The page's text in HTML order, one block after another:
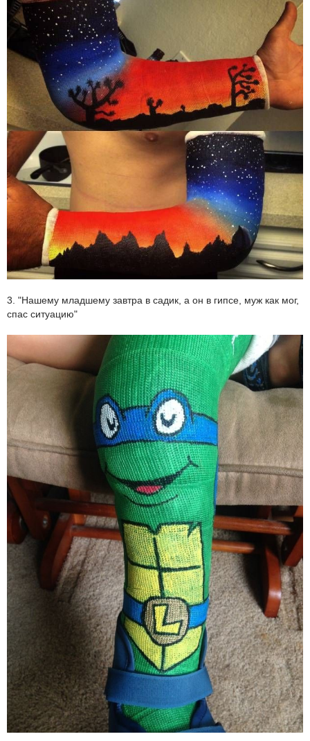
3. "Нашему младшему завтра в садик, а он в гипсе, муж как мог,
спас ситуацию"